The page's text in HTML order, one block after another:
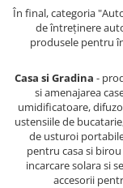
În final, categoria
de întreținere
produsele pentru
Casa si Gradina -
si amenajarea
umidificatoare,
ustensiile de
de usturoi
pentru casa si
incarcare solara si
accesorii